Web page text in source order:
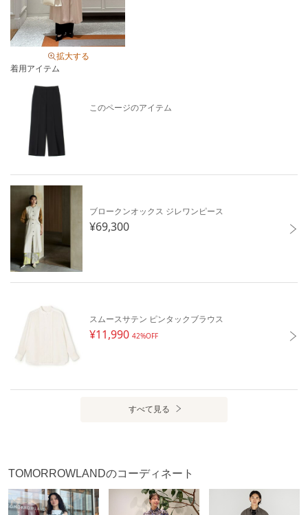
レタン13％ ライトベージュ：ポリエステル
87% ポリウレタン13% 裏地ポリエステル
製造国 詳細は下記よりお問い合わせください
ギフト
拡大する
着用アイテム
このページのアイテム
ブロークンオックス ジレワンピース
¥69,300
スムースサテン ピンタックブラウス
¥11,990 42%OFF
すべて見る
TOMORROWLANDのコーディネート